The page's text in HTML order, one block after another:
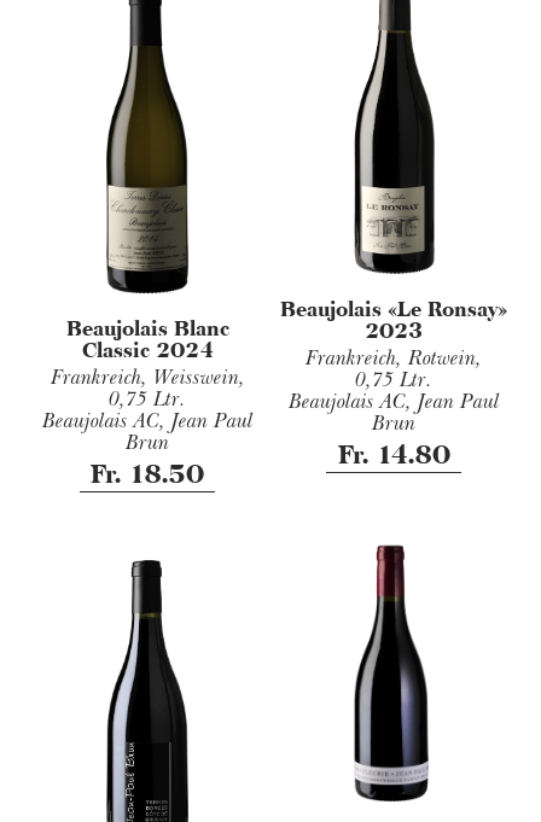
Beaujolais «Le Ronsay»
2023
Frankreich, Rotwein,
0,75 Ltr.
Beaujolais AC, Jean Paul
Brun
Fr. 14.80
Beaujolais Blanc
Classic 2024
Frankreich, Weisswein,
0,75 Ltr.
Beaujolais AC, Jean Paul
Brun
Fr. 18.50